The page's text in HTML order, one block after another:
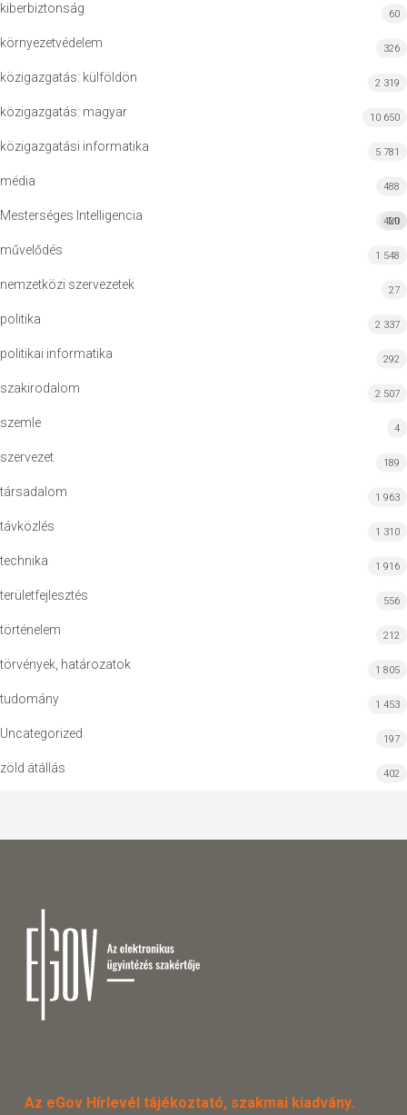
kiberbiztonság 60
környezetvédelem 326
közigazgatás: külföldön 2 319
közigazgatás: magyar 10 650
közigazgatási informatika 5 781
média 488
Mesterséges Intelligencia MI
420
művelődés 1 548
nemzetközi szervezetek 27
politika 2 337
politikai informatika 292
szakirodalom 2 507
szemle 4
szervezet 189
társadalom 1 963
távközlés 1 310
technika 1 916
területfejlesztés 556
történelem 212
törvények, határozatok 1 805
tudomány 1 453
Uncategorized 197
zöld átállás 402
Az eGov Hírlevél tájékoztató, szakmai kiadvány.